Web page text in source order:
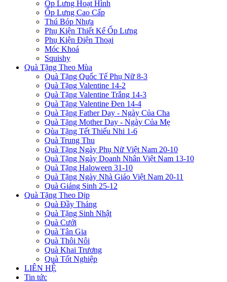
Ốp Lưng Hoạt Hình
Ốp Lưng Cao Cấp
Thú Bóp Nhựa
Phụ Kiện Thiết Kế Ốp Lưng
Phụ Kiện Điện Thoại
Móc Khoá
Squishy
Quà Tặng Theo Mùa
Quà Tặng Quốc Tế Phụ Nữ 8-3
Quà Tặng Valentine 14-2
Quà Tặng Valentine Trắng 14-3
Quà Tặng Valentine Đen 14-4
Quà Tặng Father Day - Ngày Của Cha
Quà Tặng Mother Day - Ngày Của Mẹ
Qùa Tặng Tết Thiếu Nhi 1-6
Quà Trung Thu
Quà Tặng Ngày Phụ Nữ Việt Nam 20-10
Quà Tặng Ngày Doanh Nhân Việt Nam 13-10
Quà Tặng Haloween 31-10
Quà Tặng Ngày Nhà Giáo Việt Nam 20-11
Quà Giáng Sinh 25-12
Quà Tặng Theo Dịp
Quà Đầy Tháng
Quà Tặng Sinh Nhật
Quà Cưới
Quà Tân Gia
Quà Thôi Nôi
Quà Khai Trương
Quà Tốt Nghiệp
LIÊN HỆ
Tin tức